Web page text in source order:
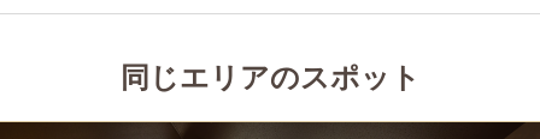
同じエリアのスポット